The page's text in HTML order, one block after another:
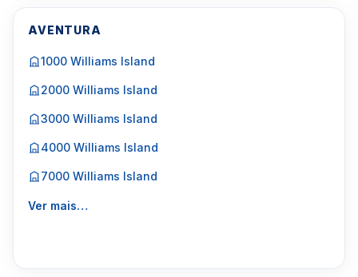
AVENTURA
1000 Williams Island
2000 Williams Island
3000 Williams Island
4000 Williams Island
7000 Williams Island
Ver mais…